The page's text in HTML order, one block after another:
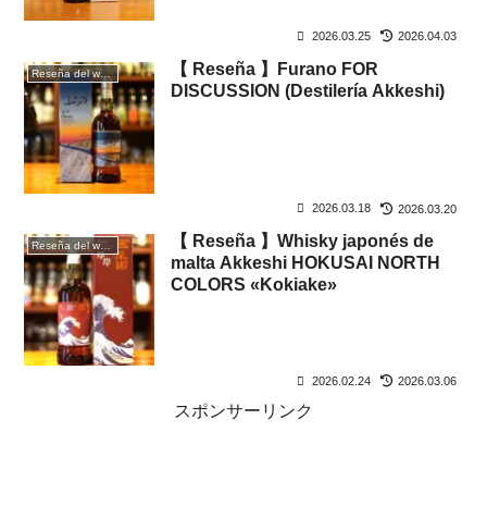
2026.03.25 2026.04.03
Reseña del whisky
【 Reseña 】Furano FOR
DISCUSSION (Destilería Akkeshi)
2026.03.18 2026.03.20
Reseña del whisky
【 Reseña 】Whisky japonés de
malta Akkeshi HOKUSAI NORTH
COLORS «Kokiake»
2026.02.24 2026.03.06
スポンサーリンク